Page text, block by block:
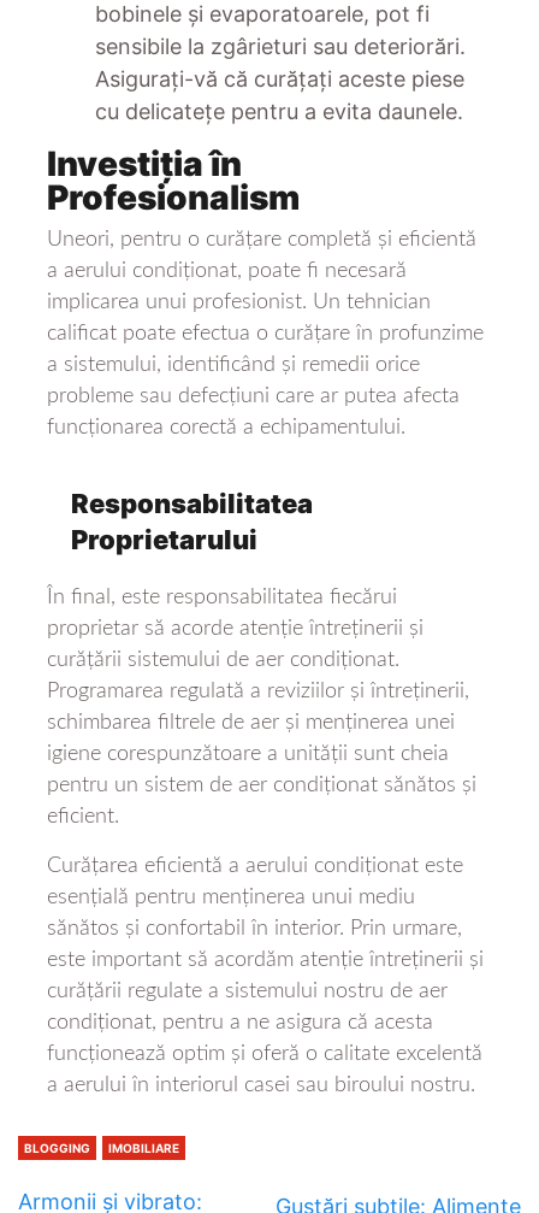
bobinele și evaporatoarele, pot fi
sensibile la zgârieturi sau deteriorări.
Asigurați-vă că curățați aceste piese
cu delicatețe pentru a evita daunele.
Investiția în
Profesionalism
Uneori, pentru o curățare completă și eficientă
a aerului condiționat, poate fi necesară
implicarea unui profesionist. Un tehnician
calificat poate efectua o curățare în profunzime
a sistemului, identificând și remedii orice
probleme sau defecțiuni care ar putea afecta
funcționarea corectă a echipamentului.
Responsabilitatea
Proprietarului
În final, este responsabilitatea fiecărui
proprietar să acorde atenție întreținerii și
curățării sistemului de aer condiționat.
Programarea regulată a reviziilor și întreținerii,
schimbarea filtrele de aer și menținerea unei
igiene corespunzătoare a unității sunt cheia
pentru un sistem de aer condiționat sănătos și
eficient.
Curățarea eficientă a aerului condiționat este
esențială pentru menținerea unui mediu
sănătos și confortabil în interior. Prin urmare,
este important să acordăm atenție întreținerii și
curățării regulate a sistemului nostru de aer
condiționat, pentru a ne asigura că acesta
funcționează optim și oferă o calitate excelentă
a aerului în interiorul casei sau biroului nostru.
BLOGGING IMOBILIARE
Armonii și vibrato:
Gustări subtile: Alimente